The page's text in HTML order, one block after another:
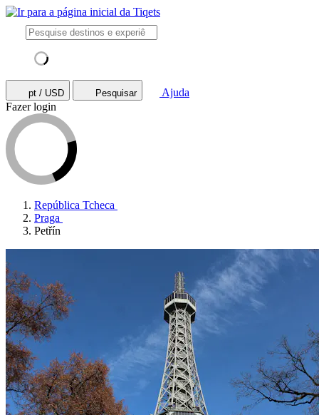
pt / USD Pesquisar
Ajuda
Fazer login
República Tcheca
Praga
Petřín